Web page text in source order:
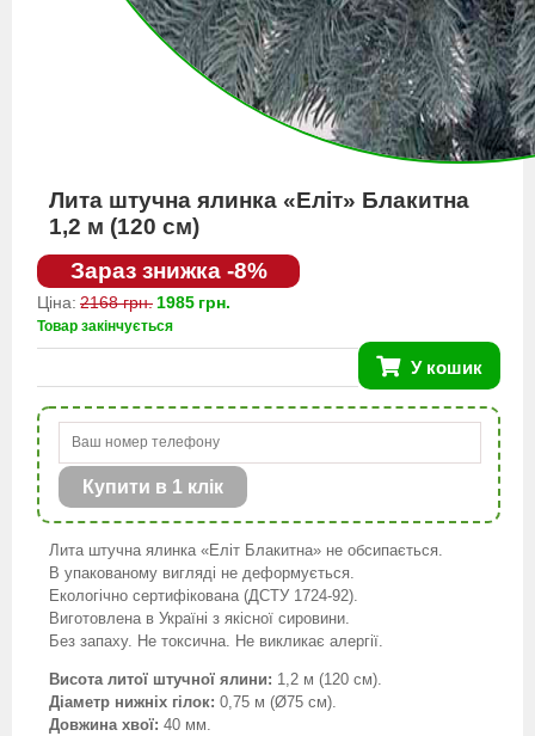
Лита штучна ялинка «Еліт» Блакитна
1,2 м (120 см)
Зараз знижка -8%
Ціна: 2168 грн.1985 грн.
Товар закінчується
У кошик
Купити в 1 клік
Лита штучна ялинка «Еліт Блакитна» не обсипається.
В упакованому вигляді не деформується.
Екологічно сертифікована (ДСТУ 1724-92).
Виготовлена в Україні з якісної сировини.
Без запаху. Не токсична. Не викликає алергії.
Висота литої штучної ялини: 1,2 м (120 см).
Діаметр нижніх гілок: 0,75 м (Ø75 см).
Довжина хвої: 40 мм.